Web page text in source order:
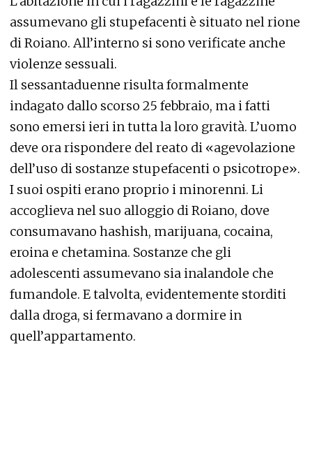
assumevano gli stupefacenti è situato nel rione
di Roiano. All’interno si sono verificate anche
violenze sessuali.
Il sessantaduenne risulta formalmente
indagato dallo scorso 25 febbraio, ma i fatti
sono emersi ieri in tutta la loro gravità. L’uomo
deve ora rispondere del reato di «agevolazione
dell’uso di sostanze stupefacenti o psicotrope».
I suoi ospiti erano proprio i minorenni. Li
accoglieva nel suo alloggio di Roiano, dove
consumavano hashish, marijuana, cocaina,
eroina e chetamina. Sostanze che gli
adolescenti assumevano sia inalandole che
fumandole. E talvolta, evidentemente storditi
dalla droga, si fermavano a dormire in
quell’appartamento.